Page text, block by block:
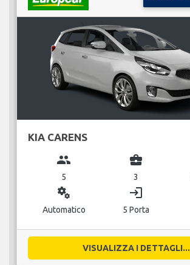
KIA CARENS
group
5
business_center
3
miscellaneous_services
Automatico
login
5 Porta
VISUALIZZA I DETTAGLI...